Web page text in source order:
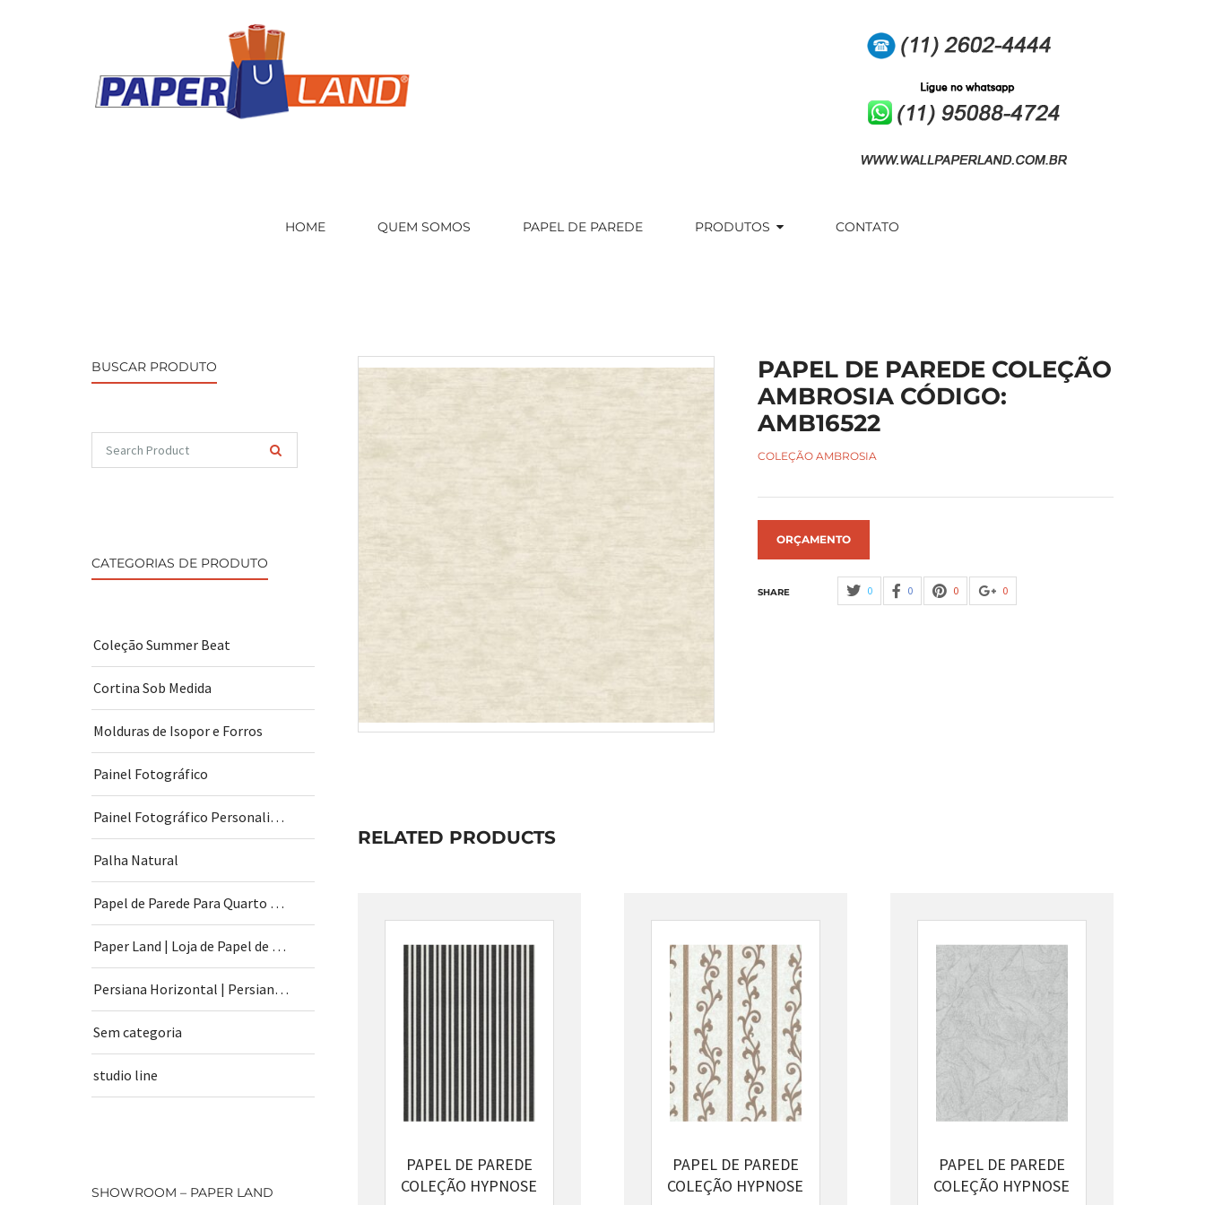
HOME QUEM SOMOS PAPEL DE PAREDE PRODUTOS CONTATO
BUSCAR PRODUTO
CATEGORIAS DE PRODUTO
Coleção Summer Beat
Cortina Sob Medida
Molduras de Isopor e Forros
Painel Fotográfico
Painel Fotográfico Personalizado
Palha Natural
Papel de Parede Para Quarto de Bebê
Paper Land | Loja de Papel de Parede | São Paulo
Persiana Horizontal | Persiana Vertical
Sem categoria
studio line
SHOWROOM – PAPER LAND
PAPEL DE PAREDE COLEÇÃO
AMBROSIA CÓDIGO:
AMB16522
COLEÇÃO AMBROSIA
ORÇAMENTO
SHARE 0 0 0 0
RELATED PRODUCTS
PAPEL DE PAREDE
COLEÇÃO HYPNOSE
PAPEL DE PAREDE
COLEÇÃO HYPNOSE
PAPEL DE PAREDE
COLEÇÃO HYPNOSE